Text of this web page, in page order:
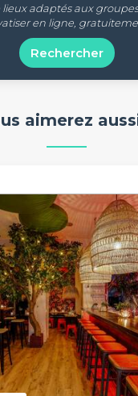
lieux adaptés aux
en ligne,
Rechercher
aimerez